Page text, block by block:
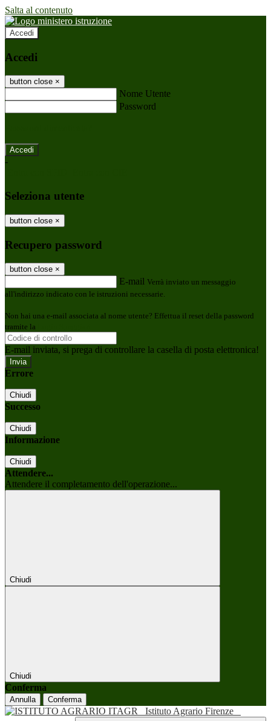
Salta al contenuto
Accedi
Accedi
button close ×
Nome Utente
Password
-
Seleziona utente
button close ×
Recupero password
button close ×
E-mail Verrà inviato un messaggio
all'indirizzo indicato con le istruzioni necessarie.
Non hai una e-mail associata al nome utente? Effettua il reset della password
tramite la
E-mail inviata, si prega di controllare la casella di posta elettronica!
Errore
Chiudi
Successo
Chiudi
Informazione
Chiudi
Attendere...
Attendere il completamento dell'operazione...
Chiudi
Chiudi
Conferma
Annulla Conferma
Istituto Agrario Firenze